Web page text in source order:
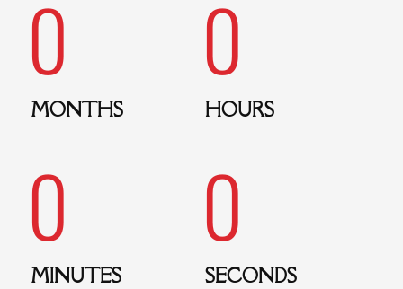
0
MONTHS
0
HOURS
0
MINUTES
0
SECONDS